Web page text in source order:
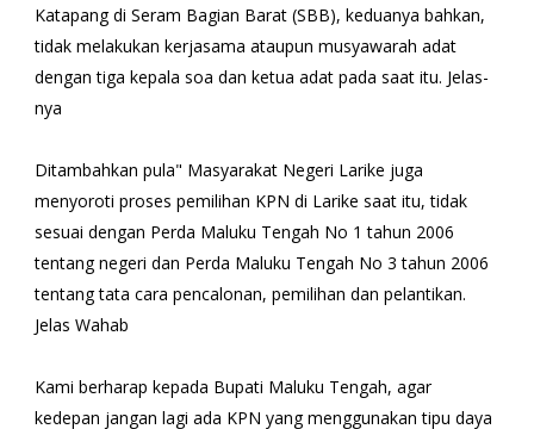
Katapang di Seram Bagian Barat (SBB), keduanya bahkan,
tidak melakukan kerjasama ataupun musyawarah adat
dengan tiga kepala soa dan ketua adat pada saat itu. Jelas-
nya
Ditambahkan pula" Masyarakat Negeri Larike juga
menyoroti proses pemilihan KPN di Larike saat itu, tidak
sesuai dengan Perda Maluku Tengah No 1 tahun 2006
tentang negeri dan Perda Maluku Tengah No 3 tahun 2006
tentang tata cara pencalonan, pemilihan dan pelantikan.
Jelas Wahab
Kami berharap kepada Bupati Maluku Tengah, agar
kedepan jangan lagi ada KPN yang menggunakan tipu daya